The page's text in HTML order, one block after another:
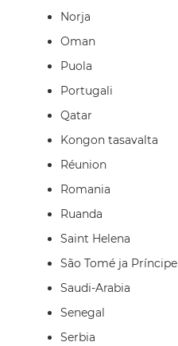
Norja
Oman
Puola
Portugali
Qatar
Kongon tasavalta
Réunion
Romania
Ruanda
Saint Helena
São Tomé ja Príncipe
Saudi-Arabia
Senegal
Serbia